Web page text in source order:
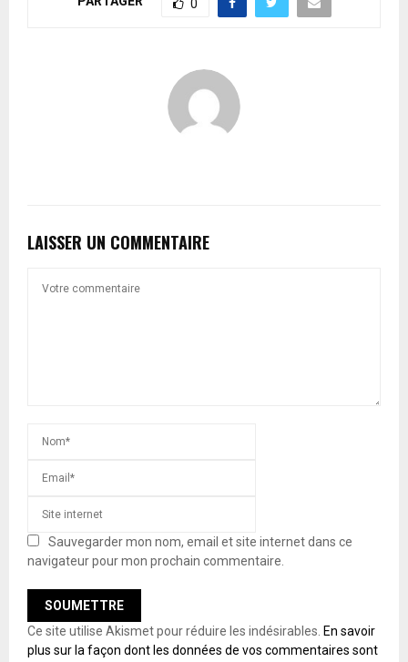
0
LAISSER UN COMMENTAIRE
Sauvegarder mon nom, email et site internet dans ce
navigateur pour mon prochain commentaire.
Ce site utilise Akismet pour réduire les indésirables. En savoir
plus sur la façon dont les données de vos commentaires sont